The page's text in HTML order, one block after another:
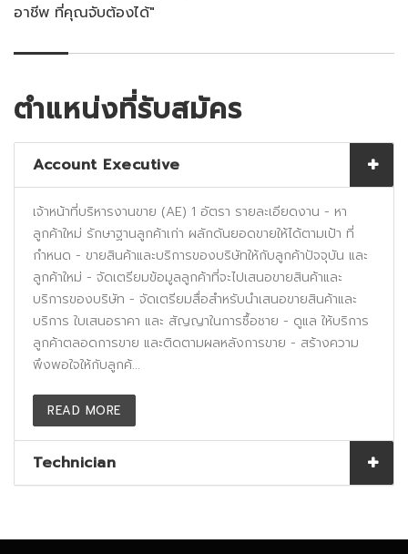
อาชีพ ที่คุณจับต้องได้"
ตำแหน่งที่รับสมัคร
Account Executive
เจ้าหน้าที่บริหารงานขาย (AE) 1 อัตรา รายละเอียดงาน - หา
ลูกค้าใหม่ รักษาฐานลูกค้าเก่า ผลักดันยอดขายให้ได้ตามเป้า ที่
กำหนด - ขายสินค้าและบริการของบริษัทให้กับลูกค้าปัจจุบัน และ
ลูกค้าใหม่ - จัดเตรียมข้อมูลลูกค้าที่จะไปเสนอขายสินค้าและ
บริการของบริษัท - จัดเตรียมสื่อสำหรับนำเสนอขายสินค้าและ
บริการ ใบเสนอราคา และ สัญญาในการซื้อชาย - ดูแล ให้บริการ
ลูกค้าตลอดการขาย และติดตามผลหลังการขาย - สร้างความ
พึงพอใจให้กับลูกค้...
READ MORE
Technician